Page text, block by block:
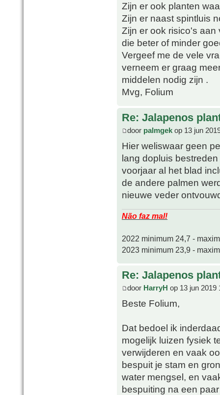
Zijn er ook planten
Zijn er naast spintluis
Zijn er ook risico's aan
die beter of minder
Vergeef me de vele
verneem er graag
middelen nodig zijn .
Mvg, Folium
Re: Jalapenos
door palmgek op 13 jun
Hier weliswaar geen
lang dopluis
voorjaar al het blad
de andere palmen
nieuwe veder
Não faz mal!
2022 minimum 24,7 -
2023 minimum 23,9 -
Re: Jalapenos
door HarryH op 13 jun 2019
Beste Folium,
Dat bedoel ik
mogelijk luizen fysiek
verwijderen en vaak
bespuit je stam en
water mengsel, en
bespuiting na een